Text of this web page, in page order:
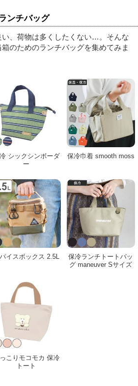
ンチバッグ
、荷物は多くしたくない…。 そんな
のためのランチバッグを集めてみま
シックシンボーダ
ー
保冷巾着 smooth moss
イスボックス 2.5L
保冷ランチトートバッ
グ maneuver Sサイズ
こりモコモカ 保冷
トート